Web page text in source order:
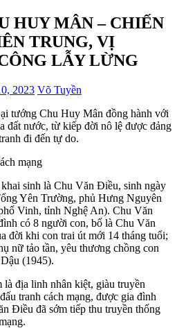
HUY MÂN – CHIẾN
TRUNG, VỊ
LẪY LỪNG
2023 Võ Tuyền
tướng Chu Huy Mân đồng hành với
đất nước, từ kiếp đời nô lệ được đảng
đi đến tự do.
mạng
sinh là Chu Văn Điều, sinh ngày
Yên Trường, phủ Hưng Nguyên
Vinh, tỉnh Nghệ An). Chu Văn
có 8 người con, bố là Chu Văn
đời khi con trai út mới 14 tháng tuổi;
nữ tảo tần, yêu thương chồng con
(1945).
là địa linh nhân kiệt, giàu truyền
tranh cách mạng, được gia đình
Điều đã sớm tiếp thu truyền thống